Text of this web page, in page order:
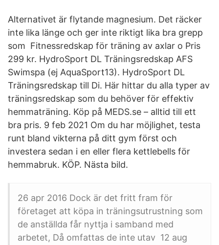
Alternativet är flytande magnesium. Det räcker
inte lika länge och ger inte riktigt lika bra grepp
som Fitnessredskap för träning av axlar o Pris
299 kr. HydroSport DL Träningsredskap AFS
Swimspa (ej AquaSport13). HydroSport DL
Träningsredskap till Di. Här hittar du alla typer av
träningsredskap som du behöver för effektiv
hemmaträning. Köp på MEDS.se – alltid till ett
bra pris. 9 feb 2021 Om du har möjlighet, testa
runt bland vikterna på ditt gym först och
investera sedan i en eller flera kettlebells för
hemmabruk. KÖP. Nästa bild.
26 apr 2016 Dock är det fritt fram för
företaget att köpa in träningsutrustning som
de anställda får nyttja i samband med
arbetet, Då omfattas de inte utav 12 aug